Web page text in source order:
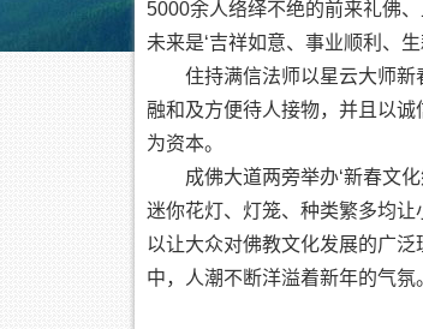
5000余人络绎不绝的前来礼佛
未来是‘吉祥如意、事业顺利、生
住持满信法师以星云大师新春
融和及方便待人接物，并且以
为资本。
成佛大道两旁举办‘新春文化
迷你花灯、灯笼、种类繁多均让
以让大众对佛教文化发展的广
中，人潮不断洋溢着新年的气氛